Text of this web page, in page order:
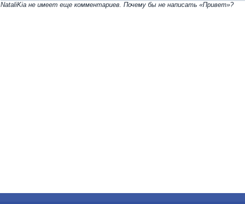
NataliKia не имеет еще комментариев. Почему бы не написать «Привет»?